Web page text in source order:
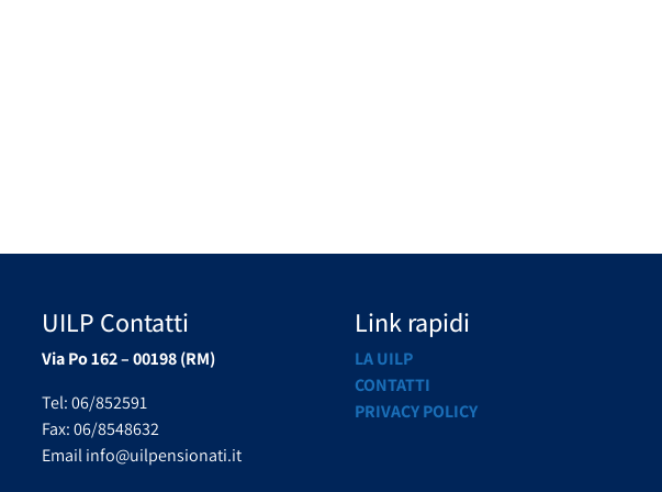
UILP Contatti
Via Po 162 – 00198 (RM)
Tel: 06/852591
Fax: 06/8548632
Email info@uilpensionati.it
Link rapidi
LA UILP
CONTATTI
PRIVACY POLICY